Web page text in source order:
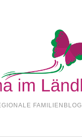
FAMILIENBLOG